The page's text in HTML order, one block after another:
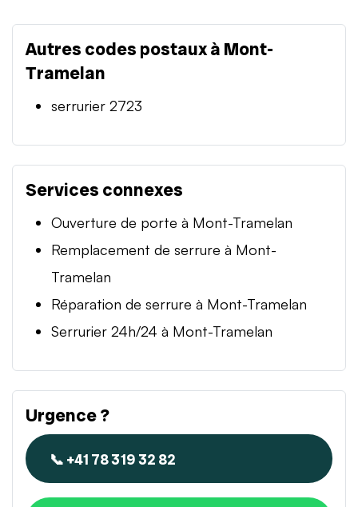
Autres codes postaux à Mont-
Tramelan
serrurier 2723
Services connexes
Ouverture de porte à Mont-Tramelan
Remplacement de serrure à Mont-
Tramelan
Réparation de serrure à Mont-Tramelan
Serrurier 24h/24 à Mont-Tramelan
Urgence ?
📞 +41 78 319 32 82